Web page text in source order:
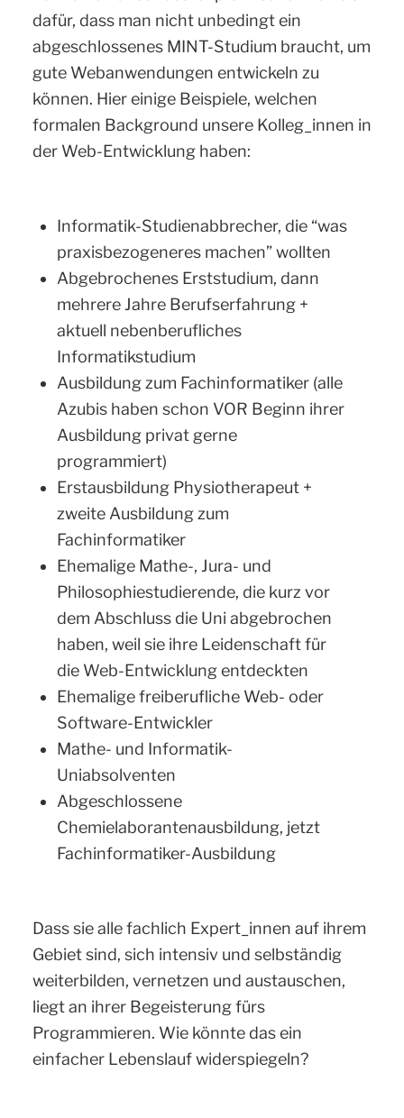
dafür, dass man nicht unbedingt ein
abgeschlossenes MINT-Studium braucht, um
gute Webanwendungen entwickeln zu
können. Hier einige Beispiele, welchen
formalen Background unsere Kolleg_innen in
der Web-Entwicklung haben:
Informatik-Studienabbrecher, die “was
praxisbezogeneres machen” wollten
Abgebrochenes Erststudium, dann
mehrere Jahre Berufserfahrung +
aktuell nebenberufliches
Informatikstudium
Ausbildung zum Fachinformatiker (alle
Azubis haben schon VOR Beginn ihrer
Ausbildung privat gerne
programmiert)
Erstausbildung Physiotherapeut +
zweite Ausbildung zum
Fachinformatiker
Ehemalige Mathe-, Jura- und
Philosophiestudierende, die kurz vor
dem Abschluss die Uni abgebrochen
haben, weil sie ihre Leidenschaft für
die Web-Entwicklung entdeckten
Ehemalige freiberufliche Web- oder
Software-Entwickler
Mathe- und Informatik-
Uniabsolventen
Abgeschlossene
Chemielaborantenausbildung, jetzt
Fachinformatiker-Ausbildung
Dass sie alle fachlich Expert_innen auf ihrem
Gebiet sind, sich intensiv und selbständig
weiterbilden, vernetzen und austauschen,
liegt an ihrer Begeisterung fürs
Programmieren. Wie könnte das ein
einfacher Lebenslauf widerspiegeln?